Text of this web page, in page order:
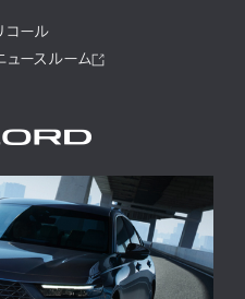
コール
ュースルーム